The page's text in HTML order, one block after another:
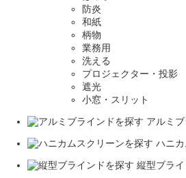
防炎
和紙
柄物
業務用
洗える
プロジェクター・投影
遮光
小窓・スリット
アルミ
ハニ
縦型ブライ